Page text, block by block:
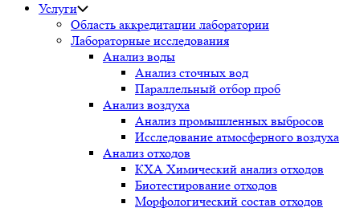
Услуги
Область аккредитации лаборатории
Лабораторные исследования
Анализ воды
Анализ сточных вод
Параллельный отбор проб
Анализ воздуха
Анализ промышленных выбросов
Исследование атмосферного воздуха
Анализ отходов
КХА Химический анализ отходов
Биотестирование отходов
Морфологический состав отходов